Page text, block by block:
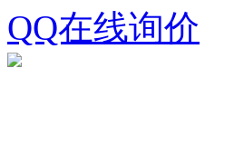
QQ在线询价